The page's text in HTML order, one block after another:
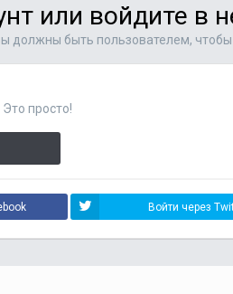
или войдите в
должны быть пользователем,
просто!
Войти через